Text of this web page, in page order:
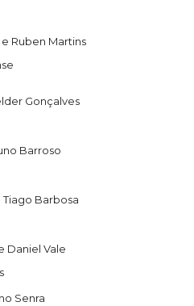
Ruben Martins
Gonçalves
Barroso
Tiago Barbosa
Daniel Vale
Senra